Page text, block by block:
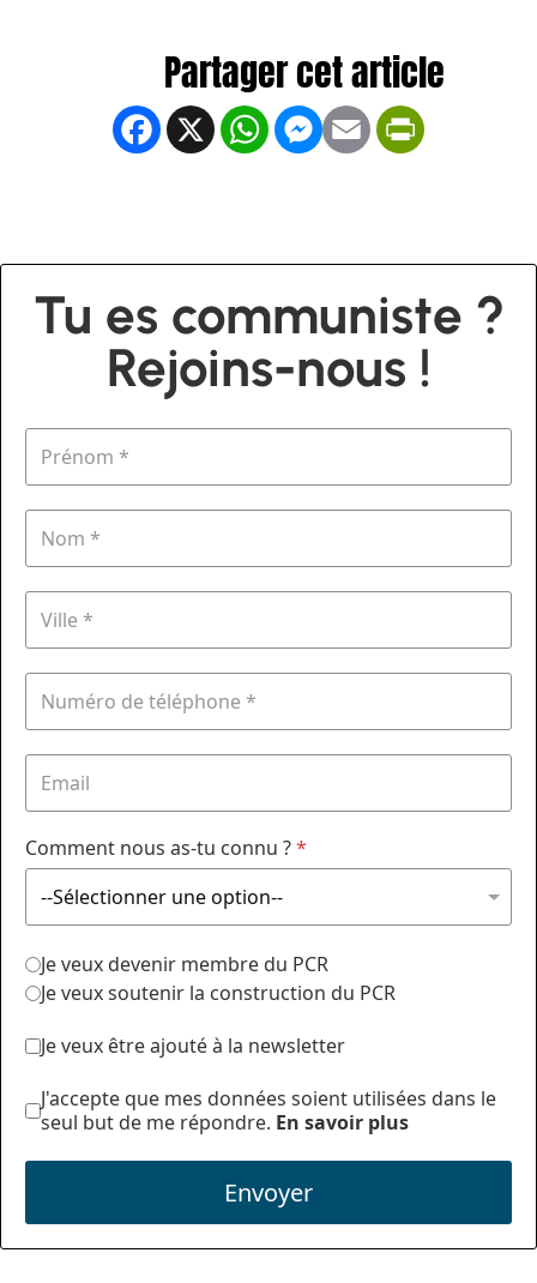
Facebook
X WhatsApp
Messenger
Email
Tu es communiste ?
Rejoins-nous !
Comment nous as-tu connu ?*
Je veux devenir membre du PCR
Je veux soutenir la construction du PCR
Je veux être ajouté à la newsletter
J'accepte que mes données soient utilisées dans le
seul but de me répondre. En savoir plus
Envoyer